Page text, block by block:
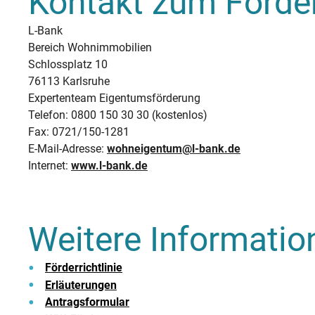
L-Bank
Bereich Wohnimmobilien
Schlossplatz 10
76113 Karlsruhe
Expertenteam Eigentumsförderung
Telefon: 0800 150 30 30 (kostenlos)
Fax: 0721/150-1281
E-Mail-Adresse: wohneigentum@l-bank.de
Internet: www.l-bank.de
Weitere
Förderrichtlinie
Erläuterungen
Antragsformular